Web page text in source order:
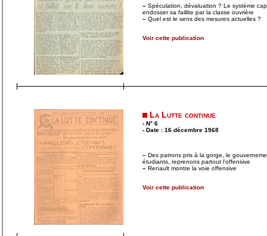
– Spéculation, dévaluation ? Le système
endosser sa faillite par la classe ouvrière
– Quel est le sens des mesures actuelles ?
Voir cette publication
La Lutte continue
- N° 6
- Date : 16 décembre 1968
– Des patrons pris à la gorge, le
étudiants, reprenons partout l’offensive
– Renault montre la voie offensive
Voir cette publication